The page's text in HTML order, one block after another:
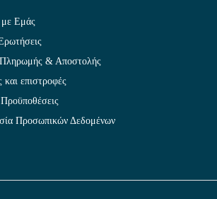
με Εμάς
& Αποστολής
και επιστροφές
Προσωπικών Δεδομένων